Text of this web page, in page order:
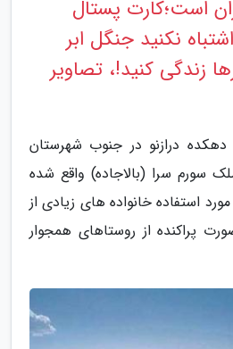
است؛کارت پستال
نکنید جنگل ابر
زندگی کنید!، تصاویر
درازنو در جنوب شهرستان
سورم سرا (بالاجاده) واقع شده
استفاده خانواده های زیادی از
پراکنده از روستاهای همجوار